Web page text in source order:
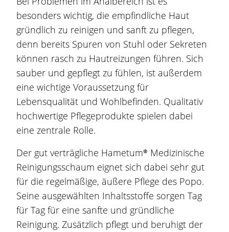
besonders wichtig, die empfindliche Haut
gründlich zu reinigen und sanft zu pflegen,
denn bereits Spuren von Stuhl oder Sekreten
können rasch zu Hautreizungen führen. Sich
sauber und gepflegt zu fühlen, ist außerdem
eine wichtige Voraussetzung für
Lebensqualität und Wohlbefinden. Qualitativ
hochwertige Pflegeprodukte spielen dabei
eine zentrale Rolle.
Der gut verträgliche Hametum® Medizinische
Reinigungsschaum eignet sich dabei sehr gut
für die regelmäßige, äußere Pflege des Popo.
Seine ausgewählten Inhaltsstoffe sorgen Tag
für Tag für eine sanfte und gründliche
Reinigung. Zusätzlich pflegt und beruhigt der